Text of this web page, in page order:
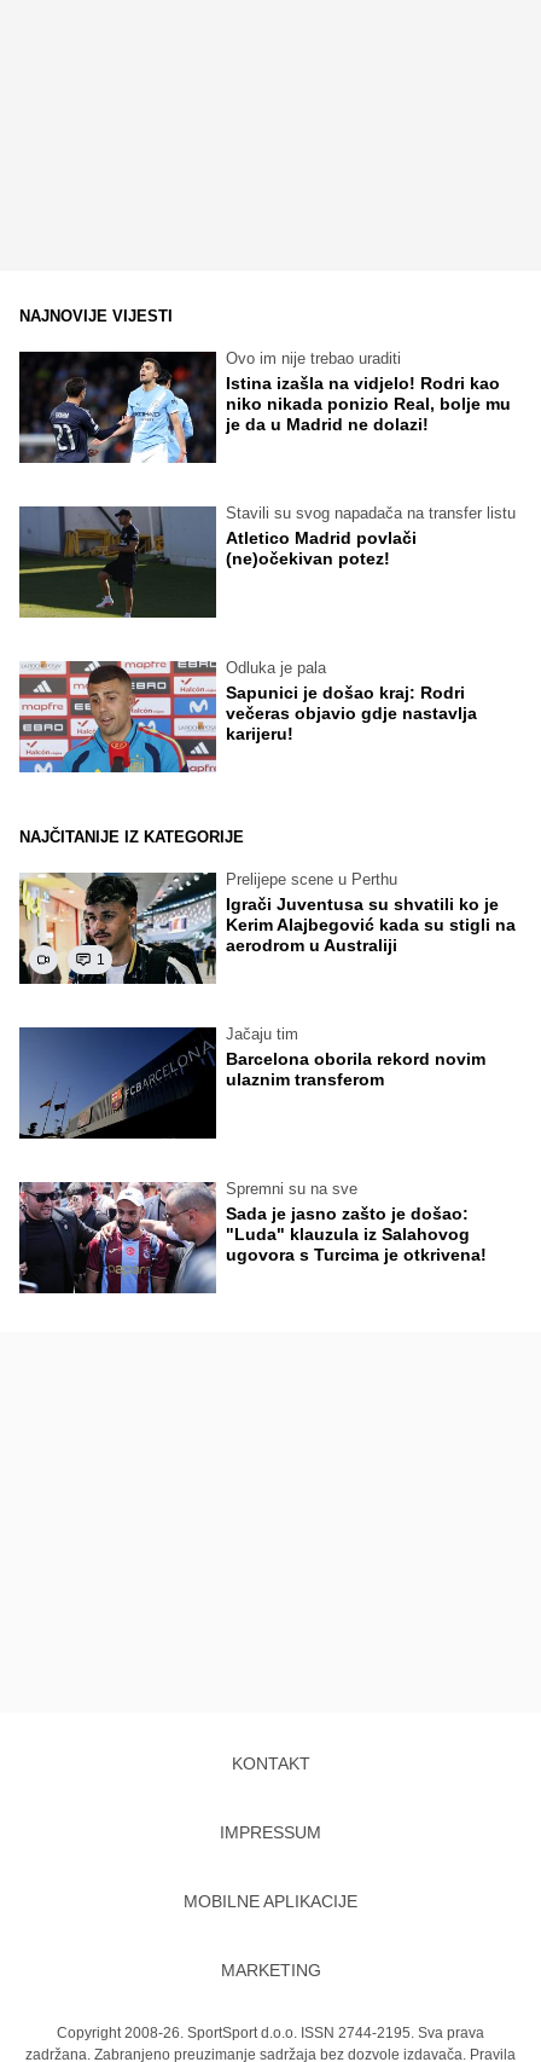
NAJNOVIJE VIJESTI
Ovo im nije trebao uraditi
Istina izašla na vidjelo! Rodri kao
niko nikada ponizio Real, bolje mu
je da u Madrid ne dolazi!
Stavili su svog napadača na transfer listu
Atletico Madrid povlači
(ne)očekivan potez!
Odluka je pala
Sapunici je došao kraj: Rodri
večeras objavio gdje nastavlja
karijeru!
NAJČITANIJE IZ KATEGORIJE
1
Prelijepe scene u Perthu
Igrači Juventusa su shvatili ko je
Kerim Alajbegović kada su stigli na
aerodrom u Australiji
Jačaju tim
Barcelona oborila rekord novim
ulaznim transferom
Spremni su na sve
Sada je jasno zašto je došao:
"Luda" klauzula iz Salahovog
ugovora s Turcima je otkrivena!
KONTAKT
IMPRESSUM
MOBILNE APLIKACIJE
MARKETING
Copyright 2008-26. SportSport d.o.o. ISSN 2744-2195. Sva prava
zadržana. Zabranjeno preuzimanje sadržaja bez dozvole izdavača. Pravila